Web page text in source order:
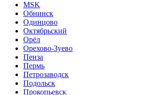
MSK
Обнинск
Одинцово
Октябрьский
Орёл
Орехово-Зуево
Пенза
Пермь
Петрозаводск
Подольск
Прокопьевск